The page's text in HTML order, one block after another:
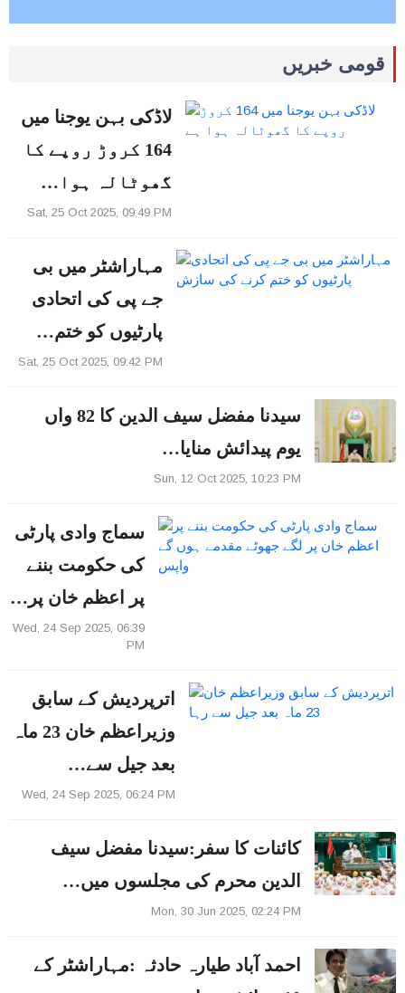
قومی خبریں
لاڈکی بہن یوجنا میں
164 کروڑ روپے کا
گھوٹالہ ہوا…
Sat, 25 Oct 2025, 09:49 PM
مہاراشٹر میں بی
جے پی کی اتحادی
پارٹیوں کو ختم…
Sat, 25 Oct 2025, 09:42 PM
سیدنا مفضل سیف الدین کا 82 واں
یوم پیدائش منایا…
Sun, 12 Oct 2025, 10:23 PM
سماج وادی پارٹی
کی حکومت بننے
پر اعظم خان پر…
Wed, 24 Sep 2025, 06:39
PM
اترپردیش کے سابق
وزیراعظم خان 23 ماہ
بعد جیل سے…
Wed, 24 Sep 2025, 06:24 PM
کائنات کا سفر:سیدنا مفضل سیف
الدین محرم کی مجلسوں میں…
Mon, 30 Jun 2025, 02:24 PM
احمد آباد طیارہ حادثہ :مہاراشٹر کے